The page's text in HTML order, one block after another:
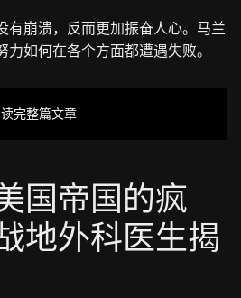
有崩溃，反而更加振奋人心。马兰
如何在各个方面都遭遇失败。
读完整篇文章
国帝国的疯
地外科医生揭